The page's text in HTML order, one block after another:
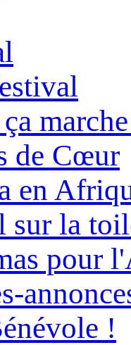
de Cœur
en
sur la
pour
!